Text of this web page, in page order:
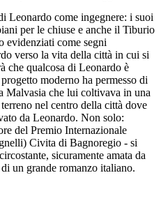
Leonardo come ingegnere: i suoi
per le chiuse e anche il Tiburio
evidenziati come segni
verso la vita della città in cui si
che qualcosa di Leonardo è
moderno ha permesso di
Malvasia che lui coltivava in una
nel centro della città dove
da Leonardo. Non solo:
del Premio Internazionale
Civita di Bagnoregio - si
sicuramente amata da
un grande romanzo italiano.